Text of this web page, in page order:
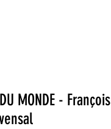
MONDE - François